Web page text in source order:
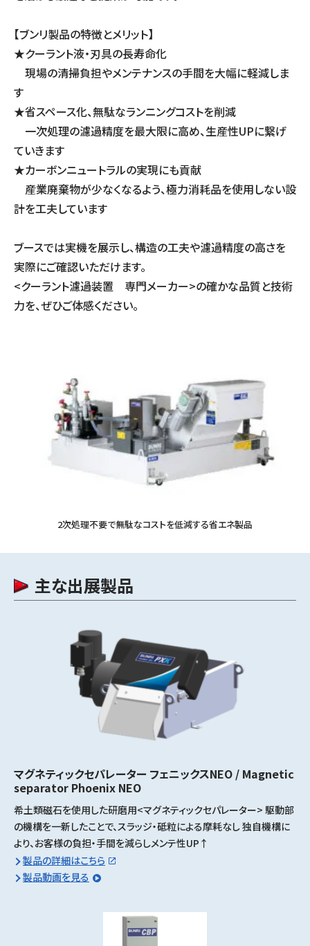
【ブンリ製品の特徴とメリット】
★クーラント液・刃具の長寿命化
現場の清掃負担やメンテナンスの手間を大幅に軽減しま
す
★省スペース化、無駄なランニングコストを削減
一次処理の濾過精度を最大限に高め、生産性UPに繋げ
ていきます
★カーボンニュートラルの実現にも貢献
産業廃棄物が少なくなるよう、極力消耗品を使用しない設
計を工夫しています
ブースでは実機を展示し、構造の工夫や濾過精度の高さを
実際にご確認いただけます。
<クーラント濾過装置 専門メーカー>の確かな品質と技術
力を、ぜひご体感ください。
2次処理不要で無駄なコストを低減する省エネ製品
主な出展製品
マグネティックセパレーター フェニックスNEO / Magnetic
separator Phoenix NEO
希土類磁石を使用した研磨用<マグネティックセパレーター> 駆動部
の機構を一新したことで、スラッジ・砥粒による摩耗なし 独自機構に
より、お客様の負担・手間を減らしメンテ性UP↑
製品の詳細はこちら
製品動画を見る